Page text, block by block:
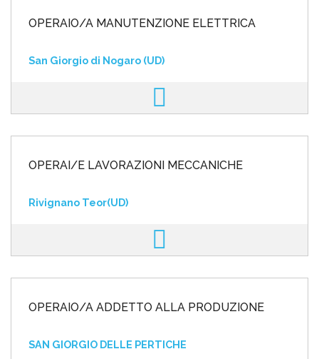
OPERAIO/A MANUTENZIONE ELETTRICA
San Giorgio di Nogaro (UD)
OPERAI/E LAVORAZIONI MECCANICHE
Rivignano Teor(UD)
OPERAIO/A ADDETTO ALLA PRODUZIONE
SAN GIORGIO DELLE PERTICHE